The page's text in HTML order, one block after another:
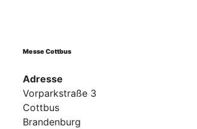
Messe Cottbus
Adresse
Vorparkstraße 3
Cottbus
Brandenburg